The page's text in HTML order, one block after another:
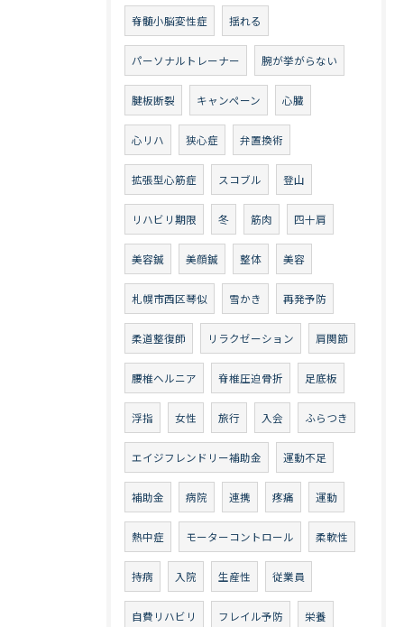
脊髄小脳変性症 揺れる
パーソナルトレーナー 腕が挙がらない
腱板断裂 キャンペーン 心臓
心リハ 狭心症 弁置換術
拡張型心筋症 スコブル 登山
リハビリ期限 冬 筋肉 四十肩
美容鍼 美顔鍼 整体 美容
札幌市西区琴似 雪かき 再発予防
柔道整復師 リラクゼーション 肩関節
腰椎ヘルニア 脊椎圧迫骨折 足底板
浮指 女性 旅行 入会 ふらつき
エイジフレンドリー補助金 運動不足
補助金 病院 連携 疼痛 運動
熱中症 モーターコントロール 柔軟性
持病 入院 生産性 従業員
自費リハビリ フレイル予防 栄養